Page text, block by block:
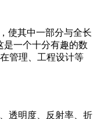
使其中一部分与全长
是一个十分有趣的数
管理、工程设计等
透明度、反射率、折